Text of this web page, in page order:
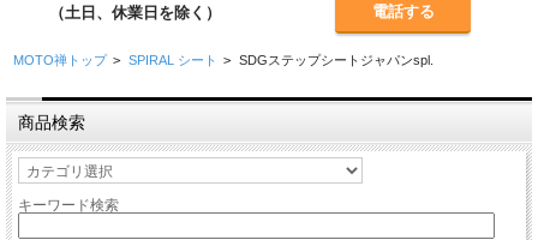
（土日、休業日を除く）
電話する
MOTO禅トップ > SPIRAL シート > SDGステップシートジャパンspl.
商品検索
キーワード検索